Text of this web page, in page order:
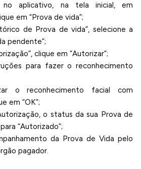
no aplicativo, na tela inicial, em
em “Prova de vida”;
de Prova de vida”, selecione a
pendente”;
clique em “Autorizar”;
para fazer o reconhecimento
o reconhecimento facial com
em “OK”;
o status da sua Prova de
“Autorizado”;
da Prova de Vida pelo
pagador.